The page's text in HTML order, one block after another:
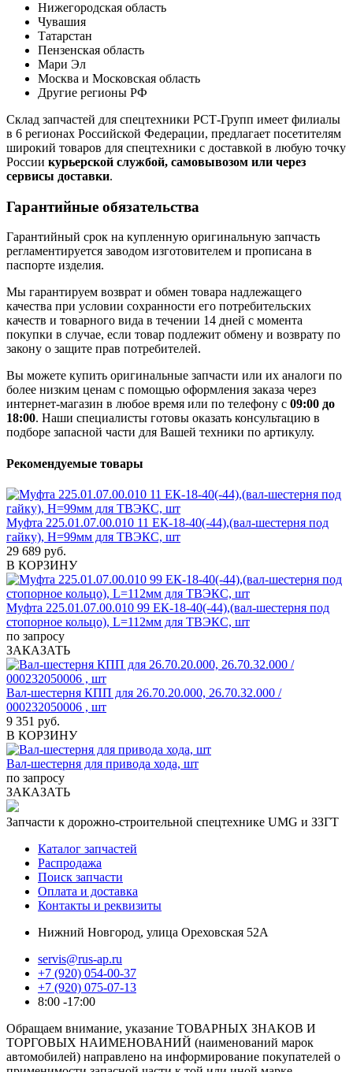
Нижегородская область
Чувашия
Татарстан
Пензенская область
Мари Эл
Москва и Московская область
Другие регионы РФ
Склад запчастей для спецтехники РСТ-Групп имеет филиалы
в 6 регионах Российской Федерации, предлагает посетителям
широкий товаров для спецтехники с доставкой в любую точку
России курьерской службой, самовывозом или через
сервисы доставки.
Гарантийные обязательства
Гарантийный срок на купленную оригинальную запчасть
регламентируется заводом изготовителем и прописана в
паспорте изделия.
Мы гарантируем возврат и обмен товара надлежащего
качества при условии сохранности его потребительских
качеств и товарного вида в течении 14 дней с момента
покупки в случае, если товар подлежит обмену и возврату по
закону о защите прав потребителей.
Вы можете купить оригинальные запчасти или их аналоги по
более низким ценам с помощью оформления заказа через
интернет-магазин в любое время или по телефону с 09:00 до
18:00. Наши специалисты готовы оказать консультацию в
подборе запасной части для Вашей техники по артикулу.
Рекомендуемые товары
Муфта 225.01.07.00.010 11 ЕК-18-40(-44),(вал-шестерня под
гайку), H=99мм для ТВЭКС, шт
29 689 руб.
В КОРЗИНУ
Муфта 225.01.07.00.010 99 ЕК-18-40(-44),(вал-шестерня под
стопорное кольцо), L=112мм для ТВЭКС, шт
по запросу
ЗАКАЗАТЬ
Вал-шестерня КПП для 26.70.20.000, 26.70.32.000 /
000232050006 , шт
9 351 руб.
В КОРЗИНУ
Вал-шестерня для привода хода, шт
по запросу
ЗАКАЗАТЬ
Запчасти к дорожно-строительной спецтехнике UMG и ЗЗГТ
Каталог запчастей
Распродажа
Поиск запчасти
Оплата и доставка
Контакты и реквизиты
Нижний Новгород, улица Ореховская 52А
servis@rus-ap.ru
+7 (920) 054-00-37
+7 (920) 075-07-13
8:00 -17:00
Обращаем внимание, указание ТОВАРНЫХ ЗНАКОВ И
ТОРГОВЫХ НАИМЕНОВАНИЙ (наименований марок
автомобилей) направлено на информирование покупателей о